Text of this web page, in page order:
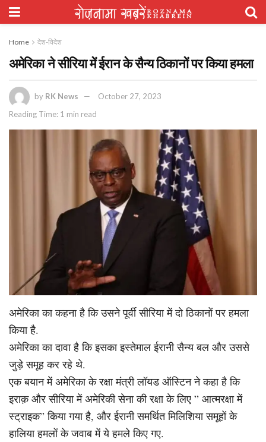
Home देश-विदेश
अमेरिका ने सीरिया में ईरान के सैन्य ठिकानों पर किया हमला
by RK News
October 27, 2023
Reading Time: 1 min read
अमेरिका का कहना है कि उसने पूर्वी सीरिया में दो ठिकानों पर हमला
किया है.
अमेरिका का दावा है कि इसका इस्तेमाल ईरानी सैन्य बल और उससे
जुड़े समूह कर रहे थे.
एक बयान में अमेरिका के रक्षा मंत्री लॉयड ऑस्टिन ने कहा है कि
इराक़ और सीरिया में अमेरिकी सेना की रक्षा के लिए ” आत्मरक्षा में
स्ट्राइक” किया गया है, और ईरानी समर्थित मिलिशिया समूहों के
हालिया हमलों के जवाब में ये हमले किए गए.